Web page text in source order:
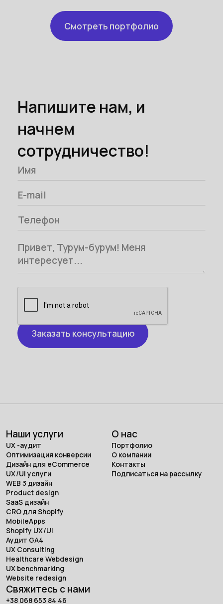
Смотреть портфолио
Напишите нам, и
начнем
сотрудничество!
Наши услуги
UX -аудит
Оптимизация конверсии
Дизайн для eCommerce
UX/UI услуги
WEB 3 дизайн
Product design
SaaS дизайн
CRO для Shopify
MobileApps
Shopify UX/UI
Аудит GA4
UX Consulting
Healthcare Webdesign
UX benchmarking
Website redesign
О нас
Портфолио
О компании
Контакты
Подписаться на рассылку
Свяжитесь с нами
+38 068 653 84 46